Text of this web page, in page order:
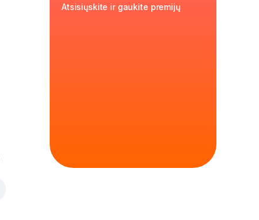
Atsisiųskite ir gaukite premijų